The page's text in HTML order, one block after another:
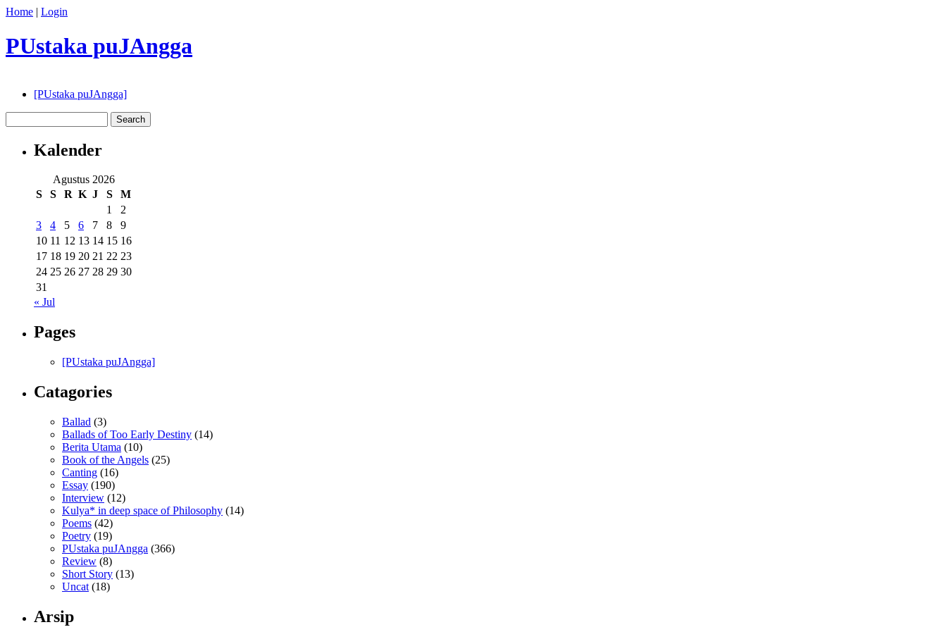
Home | Login
PUstaka puJAngga
[PUstaka puJAngga]
Kalender
Agustus 2026
S
S R K J S
M
1
2
3
4 5 6 7 8
9
10 11 12 13 14 15 16
17 18 19 20 21 22 23
24 25 26 27 28 29 30
31
« Jul
Pages
[PUstaka puJAngga]
Catagories
Ballad (3)
Ballads of Too Early Destiny (14)
Berita Utama (10)
Book of the Angels (25)
Canting (16)
Essay (190)
Interview (12)
Kulya* in deep space of Philosophy (14)
Poems (42)
Poetry (19)
PUstaka puJAngga (366)
Review (8)
Short Story (13)
Uncat (18)
Arsip